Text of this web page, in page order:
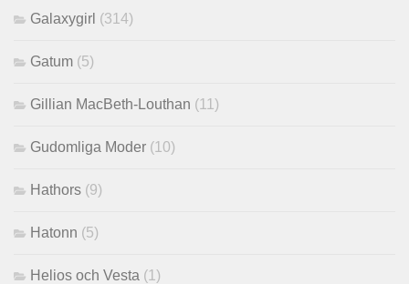
Galaxygirl (314)
Gatum (5)
Gillian MacBeth-Louthan (11)
Gudomliga Moder (10)
Hathors (9)
Hatonn (5)
Helios och Vesta (1)